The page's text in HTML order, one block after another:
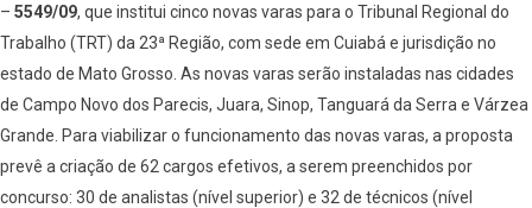
– 5549/09, que institui cinco novas varas para o Tribunal Regional do
Trabalho (TRT) da 23ª Região, com sede em Cuiabá e jurisdição no
estado de Mato Grosso. As novas varas serão instaladas nas cidades
de Campo Novo dos Parecis, Juara, Sinop, Tanguará da Serra e Várzea
Grande. Para viabilizar o funcionamento das novas varas, a proposta
prevê a criação de 62 cargos efetivos, a serem preenchidos por
concurso: 30 de analistas (nível superior) e 32 de técnicos (nível